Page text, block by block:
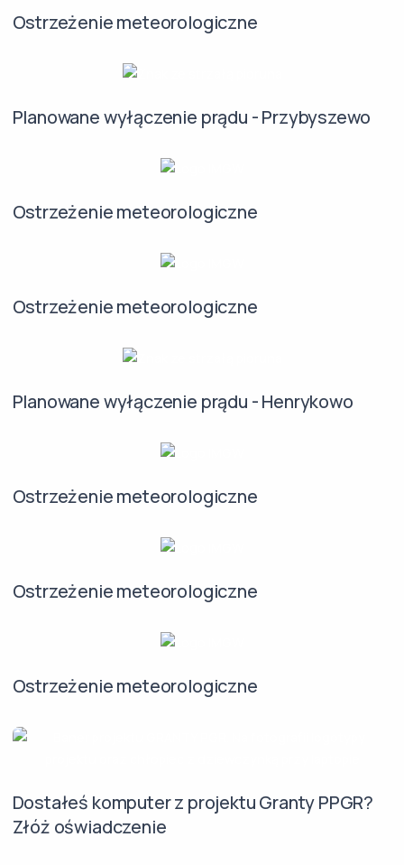
Ostrzeżenie meteorologiczne
Planowane wyłączenie prądu - Przybyszewo
Ostrzeżenie meteorologiczne
Ostrzeżenie meteorologiczne
Planowane wyłączenie prądu - Henrykowo
Ostrzeżenie meteorologiczne
Ostrzeżenie meteorologiczne
Ostrzeżenie meteorologiczne
Dostałeś komputer z projektu Granty PPGR?
Złóż oświadczenie